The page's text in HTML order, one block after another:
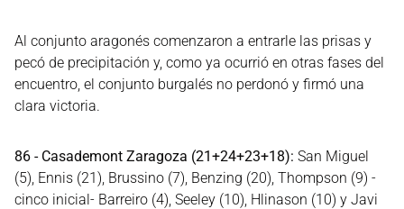
Al conjunto aragonés comenzaron a entrarle las prisas y
pecó de precipitación y, como ya ocurrió en otras fases del
encuentro, el conjunto burgalés no perdonó y firmó una
clara victoria.
86 - Casademont Zaragoza (21+24+23+18): San Miguel
(5), Ennis (21), Brussino (7), Benzing (20), Thompson (9) -
cinco inicial- Barreiro (4), Seeley (10), Hlinason (10) y Javi